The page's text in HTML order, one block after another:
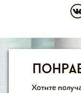
Хотите